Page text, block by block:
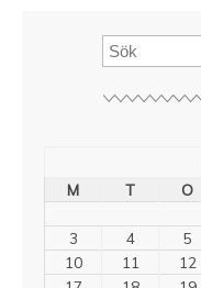
M
T O
3
4 5
10
11 12